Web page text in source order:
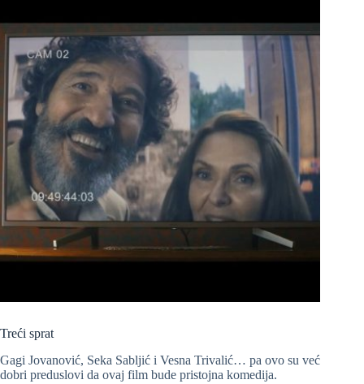
Treći sprat
Gagi Jovanović, Seka Sabljić i Vesna Trivalić… pa ovo su već
dobri preduslovi da ovaj film bude pristojna komedija.